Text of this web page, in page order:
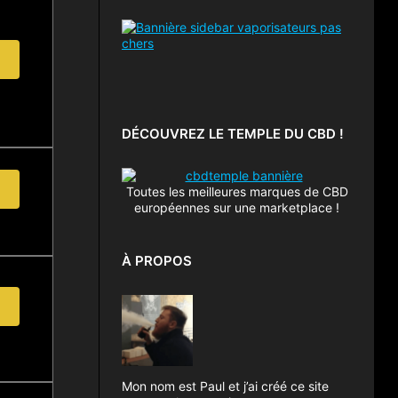
DÉCOUVREZ LE TEMPLE DU CBD !
Toutes les meilleures marques de CBD
européennes sur une marketplace !
À PROPOS
Mon nom est Paul et j’ai créé ce site